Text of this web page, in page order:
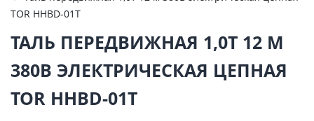
TOR HHBD-01T
ТАЛЬ ПЕРЕДВИЖНАЯ 1,0Т 12 М
380В ЭЛЕКТРИЧЕСКАЯ ЦЕПНАЯ
TOR HHBD-01T